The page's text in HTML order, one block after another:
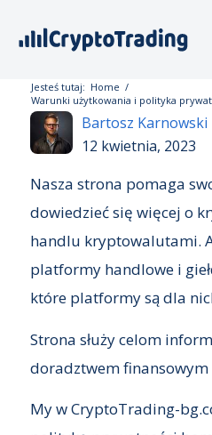
Jesteś tutaj: Home /
Warunki użytkowania i polityka
Bartosz Karnowski
12 kwietnia, 2023
Nasza strona pomaga
dowiedzieć się więcej o
handlu kryptowalutami.
platformy handlowe i
które platformy są dla
Strona służy celom
doradztwem
My w CryptoTrading-